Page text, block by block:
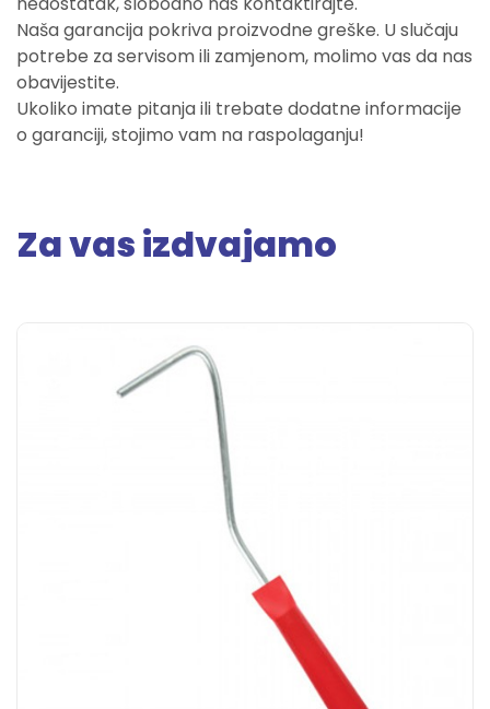
Naša garancija pokriva proizvodne greške. U slučaju
potrebe za servisom ili zamjenom, molimo vas da nas
obavijestite.
Ukoliko imate pitanja ili trebate dodatne informacije
o garanciji, stojimo vam na raspolaganju!
Za vas izdvajamo